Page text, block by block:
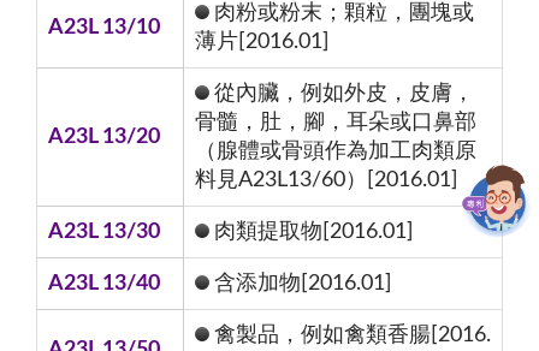
A23L 13/10
肉粉或粉末；顆粒，團塊或
薄片[2016.01]
A23L 13/20
從內臟，例如外皮，皮膚，
骨髓，肚，腳，耳朵或口鼻部
（腺體或骨頭作為加工肉類原
料見A23L13/60）[2016.01]
A23L 13/30 肉類提取物[2016.01]
A23L 13/40 含添加物[2016.01]
禽製品，例如禽類香腸[2016.